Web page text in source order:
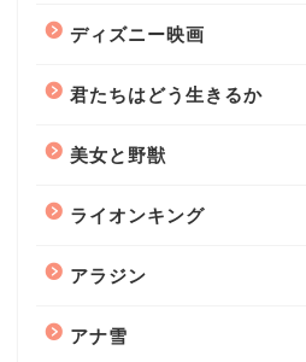
ディズニー映画
君たちはどう生きるか
美女と野獣
ライオンキング
アラジン
アナ雪